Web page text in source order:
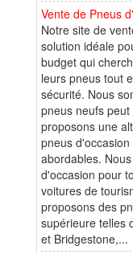
Vente de Pneus
Notre site de
solution idéale
budget qui
leurs pneus tout
sécurité. Nous
pneus neufs
proposons une
pneus
abordables.
d'occasion pour
voitures de
proposons des
supérieure telles
et Bridgestone,...